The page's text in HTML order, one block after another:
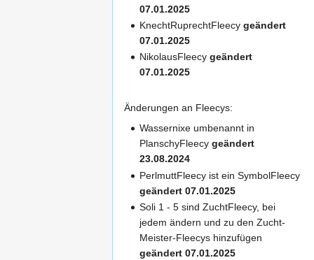
07.01.2025
KnechtRuprechtFleecygeändert
07.01.2025
NikolausFleecygeändert
07.01.2025
Änderungen an Fleecys:
Wassernixe umbenannt in
PlanschyFleecygeändert
23.08.2024
PerlmuttFleecy ist ein SymbolFleecy
geändert 07.01.2025
Soli 1 - 5 sind ZuchtFleecy, bei
jedem ändern und zu den Zucht-
Meister-Fleecys hinzufügen
geändert 07.01.2025